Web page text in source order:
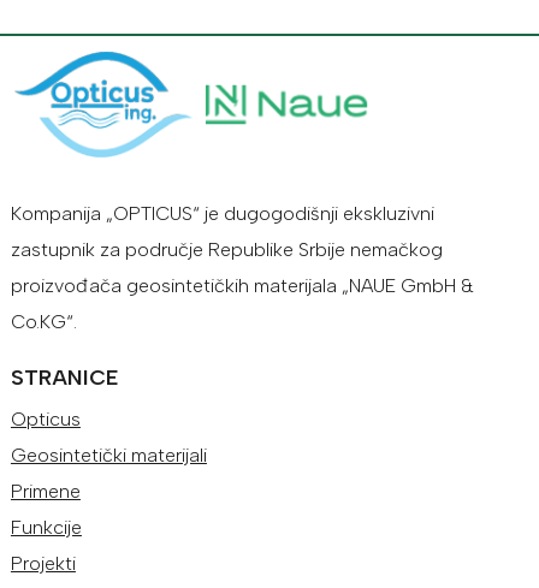
Kompanija „OPTICUS“ je dugogodišnji ekskluzivni
zastupnik za područje Republike Srbije nemačkog
proizvođača geosintetičkih materijala „NAUE GmbH &
Co.KG“.
STRANICE
Opticus
Geosintetički materijali
Primene
Funkcije
Projekti